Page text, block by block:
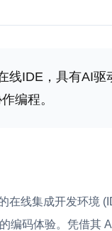
线IDE，具有AI驱
编程。
在线集成开发环境
编码体验。凭借其